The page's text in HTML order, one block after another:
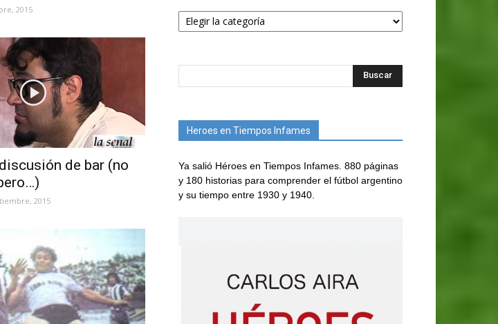
2015
de bar (no
2015
Categorías
Heroes en Tiempos Infames
Ya salió Héroes en Tiempos Infames. 880 páginas
y 180 historias para comprender el fútbol argentino
y su tiempo entre 1930 y 1940.